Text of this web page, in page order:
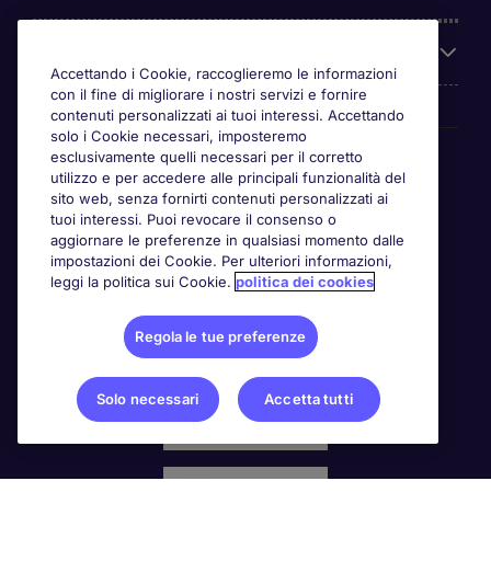
Awards
Accettando i Cookie, raccoglieremo le informazioni
con il fine di migliorare i nostri servizi e fornire
contenuti personalizzati ai tuoi interessi. Accettando
solo i Cookie necessari, imposteremo
esclusivamente quelli necessari per il corretto
utilizzo e per accedere alle principali funzionalità del
sito web, senza fornirti contenuti personalizzati ai
tuoi interessi. Puoi revocare il consenso o
aggiornare le preferenze in qualsiasi momento dalle
impostazioni dei Cookie. Per ulteriori informazioni,
leggi la politica sui Cookie. politica dei cookies
Regola le tue preferenze
Solo necessari Accetta tutti